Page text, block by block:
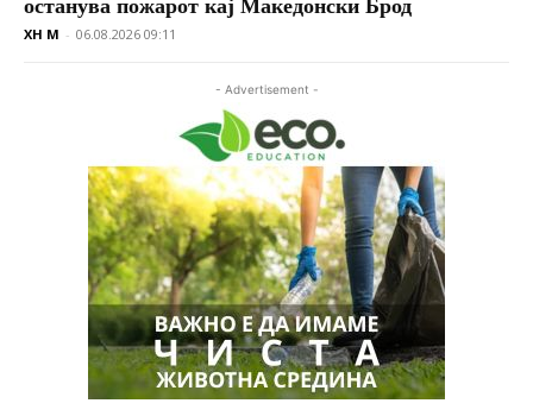
XH M - 06.08.2026 09:11
- Advertisement -